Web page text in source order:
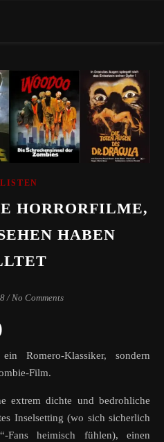
HORRORFILME,
HABEN
/ No Comments
Film.
extrem dichte und bedrohliche
Inselsetting (wo sich sicherlich
Fans heimisch fühlen), einen